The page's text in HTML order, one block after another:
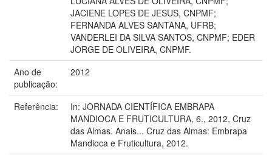
JACIENE LOPES DE JESUS, CNPMF;
FERNANDA ALVES SANTANA, UFRB;
VANDERLEI DA SILVA SANTOS, CNPMF; EDER
JORGE DE OLIVEIRA, CNPMF.
Ano de
publicação:
2012
Referência:
In: JORNADA CIENTÍFICA EMBRAPA
MANDIOCA E FRUTICULTURA, 6., 2012, Cruz
das Almas. Anais... Cruz das Almas: Embrapa
Mandioca e Fruticultura, 2012.